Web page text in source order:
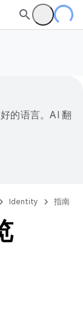
的语言。AI 翻
Identity 指南